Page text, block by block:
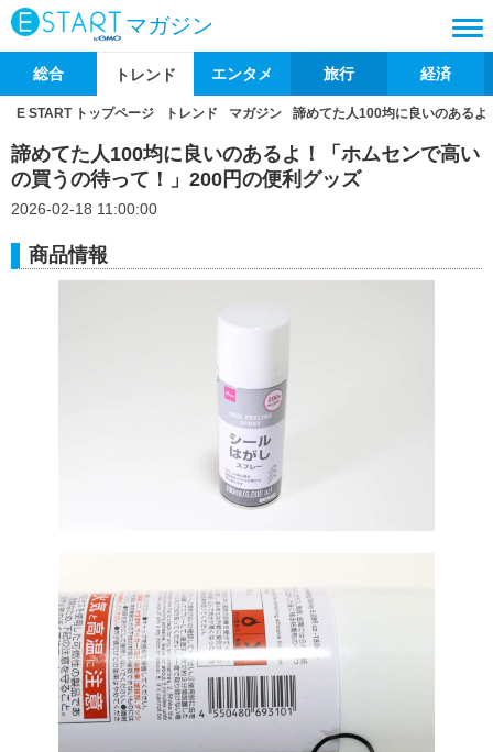
マガジン
総合 トレンド エンタメ 旅行 経済
E START トップページ トレンド マガジン 諦めてた人100均に良いのある
諦めてた人100均に良いのあるよ！「ホムセンで高い
の買うの待って！」200円の便利グッズ
2026-02-18 11:00:00
商品情報